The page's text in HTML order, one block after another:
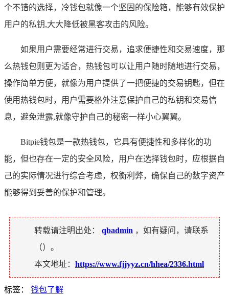
个不错的选择，冷钱包就像一个坚固的保险箱，能够有效保护
用户的私钥,大大降低被黑客攻击的风险。
如果用户需要经常进行交易，追求便捷性和交易速度，那
么热钱包则更为适合，热钱包可以让用户随时随地进行交易，
操作简单方便，就像为用户提供了一把便捷的交易钥匙，但在
使用热钱包时，用户需要格外注意保护自己的私钥和交易信
息，避免泄露,就像守护自己的秘密一样小心翼翼。
Bitpie钱包是一款热钱包，它具有便捷性和多样化的功
能，但也存在一定的安全风险，用户在选择钱包时，应根据自
己的实际情况进行综合考虑，权衡利弊，确保自己的数字资产
能够得到妥善的保护和管理。
转载请注明出处： qbadmin ，如有疑问，请联系
（）。
本文地址： https://www.fjjyyz.cn/hhea/2336.html
标签： 钱包了解